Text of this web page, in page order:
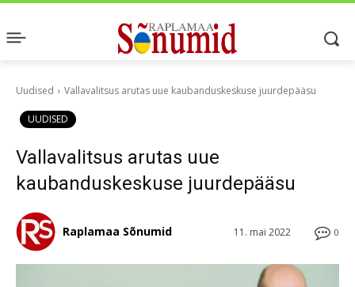
Uudised Vallavalitsus arutas uue kaubanduskeskuse juurdepääsu
UUDISED
Vallavalitsus arutas uue
kaubanduskeskuse juurdepääsu
0
11. mai 2022
Raplamaa Sõnumid